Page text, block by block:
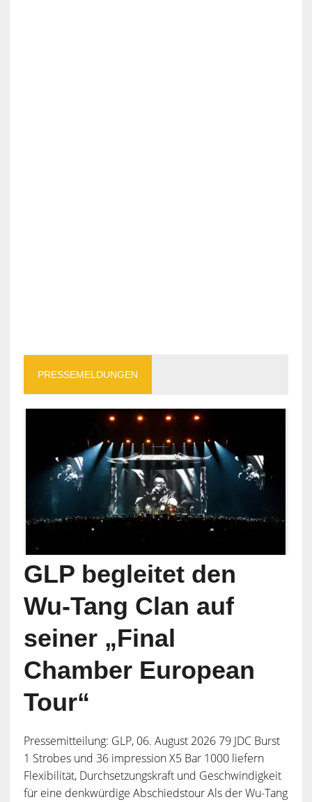
PRESSEMELDUNGEN
GLP begleitet den
Wu-Tang Clan auf
seiner „Final
Chamber European
Tour“
Pressemitteilung: GLP, 06. August 2026 79 JDC Burst
1 Strobes und 36 impression X5 Bar 1000 liefern
Flexibilität, Durchsetzungskraft und Geschwindigkeit
für eine denkwürdige Abschiedstour Als der Wu-Tang